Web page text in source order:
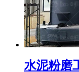
水泥粉磨